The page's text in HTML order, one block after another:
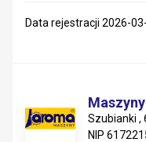
Data rejestracji 2026-
Szubianki ,
NIP